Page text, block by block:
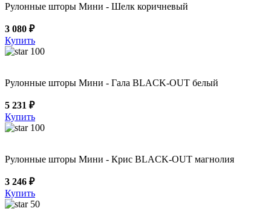
Рулонные шторы Мини - Шелк коричневый
3 080 ₽
Купить
100
Рулонные шторы Мини - Гала BLACK-OUT белый
5 231 ₽
Купить
100
Рулонные шторы Мини - Крис BLACK-OUT магнолия
3 246 ₽
Купить
50